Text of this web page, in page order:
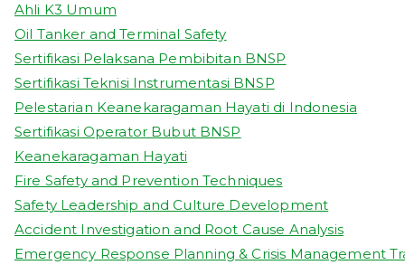
Ahli K3 Umum
Oil Tanker and Terminal Safety
Sertifikasi Pelaksana Pembibitan BNSP
Sertifikasi Teknisi Instrumentasi BNSP
Pelestarian Keanekaragaman Hayati di Indonesia
Sertifikasi Operator Bubut BNSP
Keanekaragaman Hayati
Fire Safety and Prevention Techniques
Safety Leadership and Culture Development
Accident Investigation and Root Cause Analysis
Emergency Response Planning & Crisis Management